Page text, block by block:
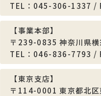
TEL：045-306-1337 /
【事業本部】
〒239-0835神奈川県
TEL：046-836-7793 /
【東京支店】
〒114-0001東京都北